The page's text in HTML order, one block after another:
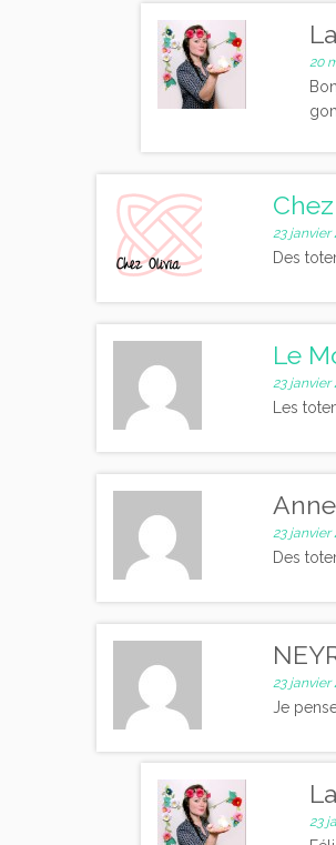
20
23 janvier
Des
Le
23 janvier
Les
23 janvier
Des
23 janvier
Je
23